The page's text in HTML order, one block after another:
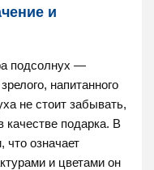
и
подсолнух —
напитанного
не стоит забывать,
качестве подарка. В
что означает
и цветами он